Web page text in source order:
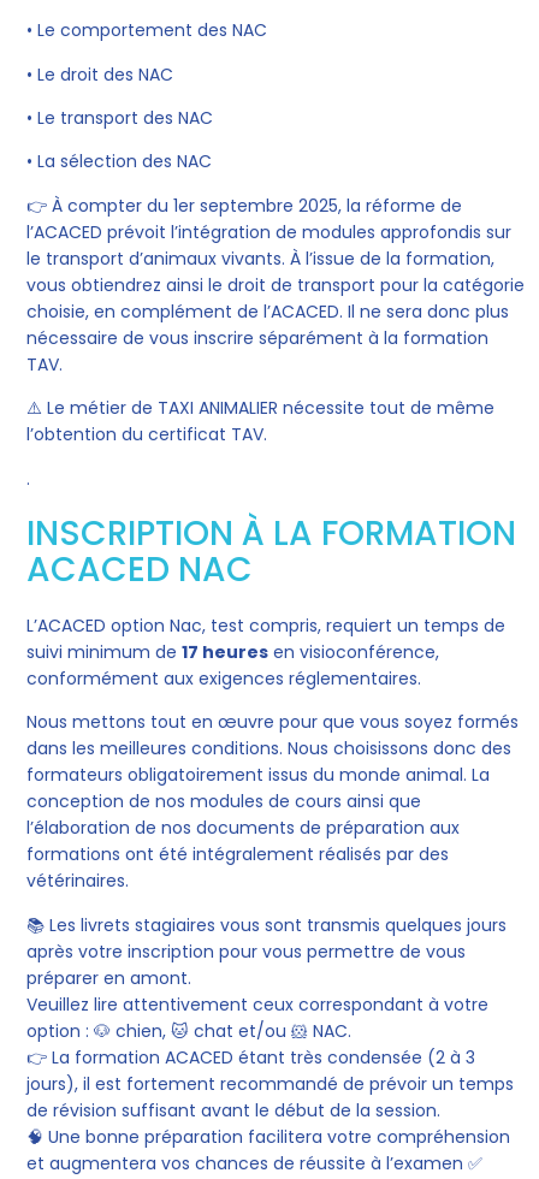
• Le comportement des NAC
• Le droit des NAC
• Le transport des NAC
• La sélection des NAC
👉 À compter du 1er septembre 2025, la réforme de
l’ACACED prévoit l’intégration de modules approfondis sur
le transport d’animaux vivants. À l’issue de la formation,
vous obtiendrez ainsi le droit de transport pour la catégorie
choisie, en complément de l’ACACED. Il ne sera donc plus
nécessaire de vous inscrire séparément à la formation
TAV.
⚠️ Le métier de TAXI ANIMALIER nécessite tout de même
l’obtention du certificat TAV.
.
INSCRIPTION À LA FORMATION
ACACED NAC
L’ACACED option Nac, test compris, requiert un temps de
suivi minimum de 17 heures en visioconférence,
conformément aux exigences réglementaires.
Nous mettons tout en œuvre pour que vous soyez formés
dans les meilleures conditions. Nous choisissons donc des
formateurs obligatoirement issus du monde animal. La
conception de nos modules de cours ainsi que
l’élaboration de nos documents de préparation aux
formations ont été intégralement réalisés par des
vétérinaires.
📚 Les livrets stagiaires vous sont transmis quelques jours
après votre inscription pour vous permettre de vous
préparer en amont.
Veuillez lire attentivement ceux correspondant à votre
option : 🐶 chien, 🐱 chat et/ou 🐹 NAC.
👉 La formation ACACED étant très condensée (2 à 3
jours), il est fortement recommandé de prévoir un temps
de révision suffisant avant le début de la session.
🧠 Une bonne préparation facilitera votre compréhension
et augmentera vos chances de réussite à l’examen ✅